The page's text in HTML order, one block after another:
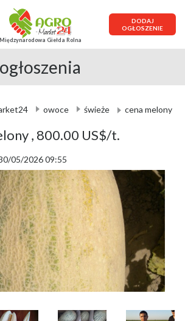
Międzynarodowa Giełda Rolna
DODAJ
OGŁOSZENIE
owoce świeże cena melony
, 800.00 US$/t.
05/2026 09:55